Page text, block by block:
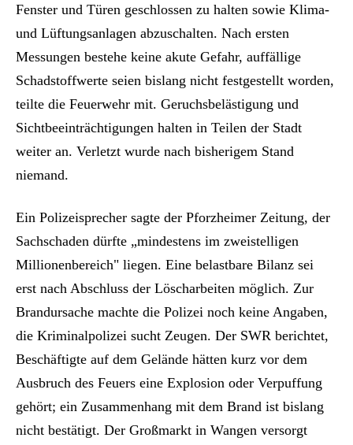
Fenster und Türen geschlossen zu halten sowie Klima-
und Lüftungsanlagen abzuschalten. Nach ersten
Messungen bestehe keine akute Gefahr, auffällige
Schadstoffwerte seien bislang nicht festgestellt worden,
teilte die Feuerwehr mit. Geruchsbelästigung und
Sichtbeeinträchtigungen halten in Teilen der Stadt
weiter an. Verletzt wurde nach bisherigem Stand
niemand.
Ein Polizeisprecher sagte der Pforzheimer Zeitung, der
Sachschaden dürfte „mindestens im zweistelligen
Millionenbereich" liegen. Eine belastbare Bilanz sei
erst nach Abschluss der Löscharbeiten möglich. Zur
Brandursache machte die Polizei noch keine Angaben,
die Kriminalpolizei sucht Zeugen. Der SWR berichtet,
Beschäftigte auf dem Gelände hätten kurz vor dem
Ausbruch des Feuers eine Explosion oder Verpuffung
gehört; ein Zusammenhang mit dem Brand ist bislang
nicht bestätigt. Der Großmarkt in Wangen versorgt